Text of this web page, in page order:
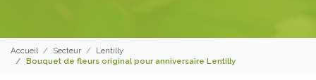
Accueil Secteur
Lentilly
Bouquet de fleurs original pour anniversaire Lentilly